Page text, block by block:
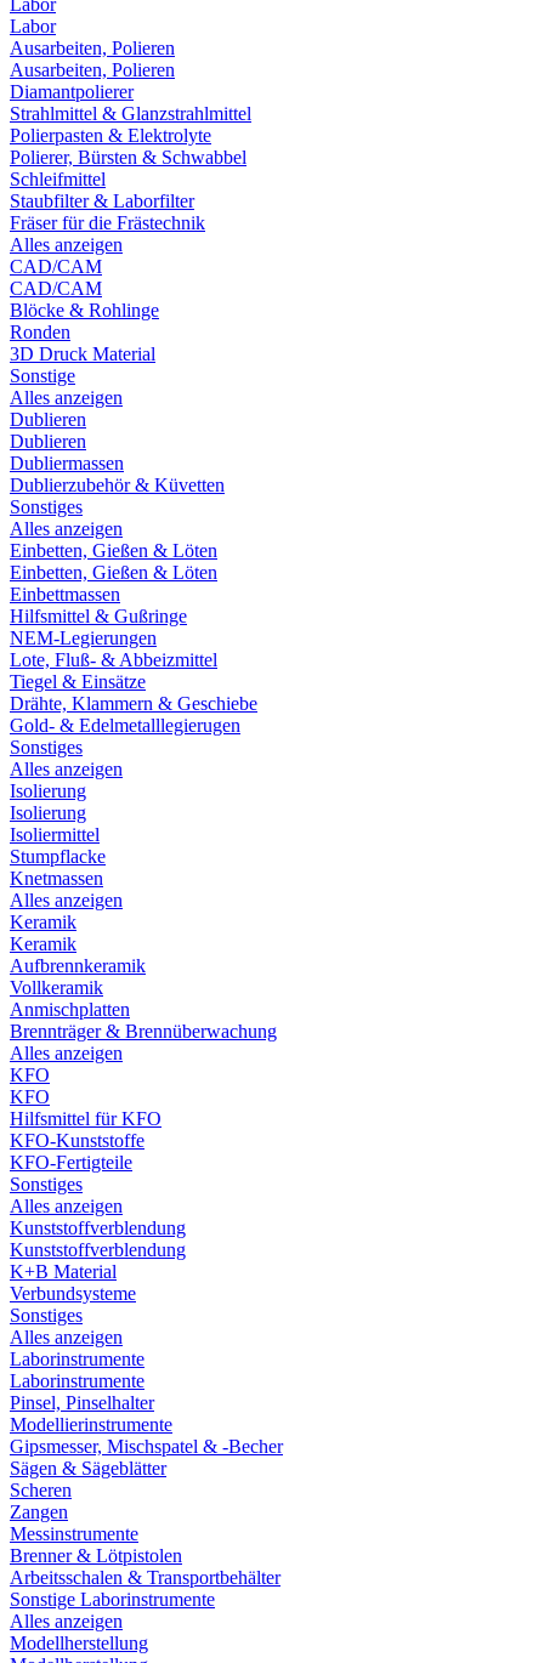
Labor
Labor
Ausarbeiten, Polieren
Ausarbeiten, Polieren
Diamantpolierer
Strahlmittel & Glanzstrahlmittel
Polierpasten & Elektrolyte
Polierer, Bürsten & Schwabbel
Schleifmittel
Staubfilter & Laborfilter
Fräser für die Frästechnik
Alles anzeigen
CAD/CAM
CAD/CAM
Blöcke & Rohlinge
Ronden
3D Druck Material
Sonstige
Alles anzeigen
Dublieren
Dublieren
Dubliermassen
Dublierzubehör & Küvetten
Sonstiges
Alles anzeigen
Einbetten, Gießen & Löten
Einbetten, Gießen & Löten
Einbettmassen
Hilfsmittel & Gußringe
NEM-Legierungen
Lote, Fluß- & Abbeizmittel
Tiegel & Einsätze
Drähte, Klammern & Geschiebe
Gold- & Edelmetalllegierugen
Sonstiges
Alles anzeigen
Isolierung
Isolierung
Isoliermittel
Stumpflacke
Knetmassen
Alles anzeigen
Keramik
Keramik
Aufbrennkeramik
Vollkeramik
Anmischplatten
Brennträger & Brennüberwachung
Alles anzeigen
KFO
KFO
Hilfsmittel für KFO
KFO-Kunststoffe
KFO-Fertigteile
Sonstiges
Alles anzeigen
Kunststoffverblendung
Kunststoffverblendung
K+B Material
Verbundsysteme
Sonstiges
Alles anzeigen
Laborinstrumente
Laborinstrumente
Pinsel, Pinselhalter
Modellierinstrumente
Gipsmesser, Mischspatel & -Becher
Sägen & Sägeblätter
Scheren
Zangen
Messinstrumente
Brenner & Lötpistolen
Arbeitsschalen & Transportbehälter
Sonstige Laborinstrumente
Alles anzeigen
Modellherstellung